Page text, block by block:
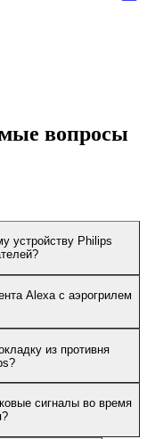
вопросы
устройству Philips
Alexa с аэрогрилем
из противня
сигналы во время